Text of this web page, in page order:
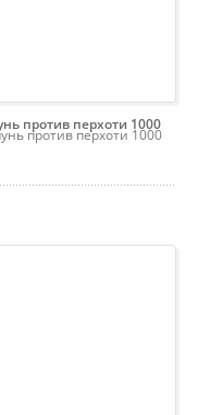
против перхоти 1000
против перхоти 1000